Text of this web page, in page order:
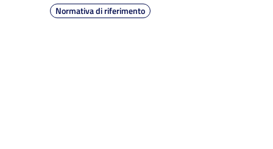
Normativa di riferimento